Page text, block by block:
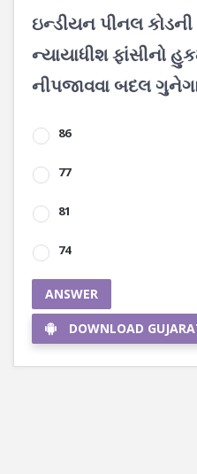
ઇન્ડીયન પીનલ
ન્યાયાધીશ ફાંસીનો
નીપજાવવા બદલ
86
77
81
74
ANSWER
DOWNLOAD